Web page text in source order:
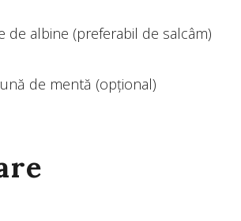
de albine (preferabil de salcâm)
de mentă (opțional)